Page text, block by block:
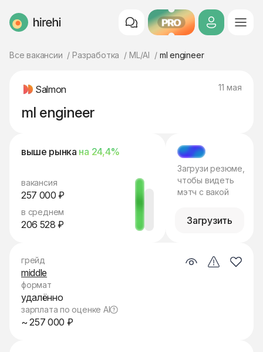
HireHi PRO
Все вакансии Разработка ML/AI ml engineer
Salmon 11 мая
ml engineer
выше рынка на 24,4%
вакансия
257 000 ₽
в среднем
206 528 ₽
МЭТЧ
Загрузи резюме,
чтобы видеть
мэтч с вакой
Загрузить
грейд
middle
формат
удалённо
зарплата по оценке AI
~ 257 000 ₽